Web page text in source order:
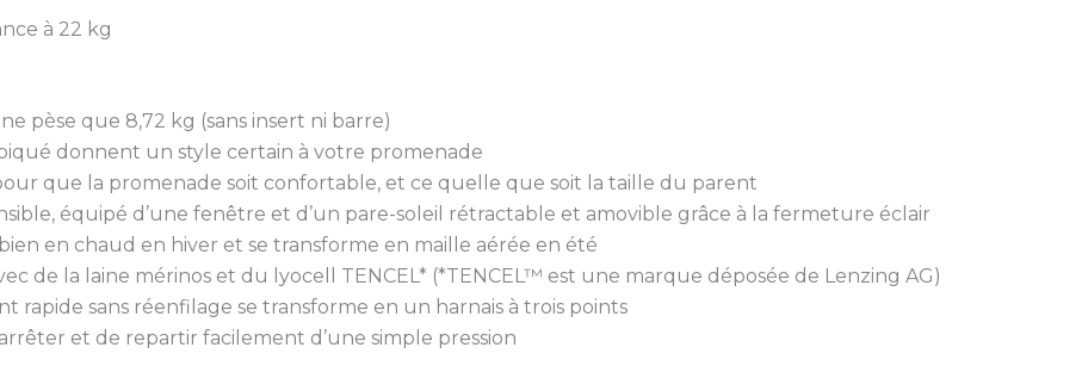
à 22 kg
pèse que 8,72 kg (sans insert ni barre)
donnent un style certain à votre promenade
que la promenade soit confortable, et ce quelle que soit la taille du parent
équipé d’une fenêtre et d’un pare-soleil rétractable et amovible grâce à la fermeture éclair
en chaud en hiver et se transforme en maille aérée en été
de la laine mérinos et du lyocell TENCEL* (*TENCEL™ est une marque déposée de Lenzing AG)
rapide sans réenfilage se transforme en un harnais à trois points
et de repartir facilement d’une simple pression